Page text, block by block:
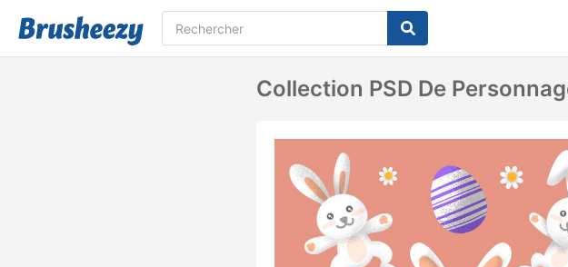
Collection PSD De